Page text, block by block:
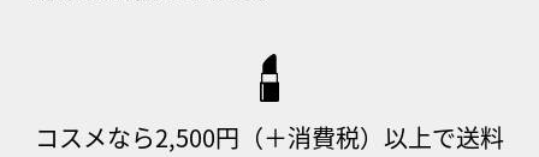
コスメなら2,500円（＋消費税）以上で送料